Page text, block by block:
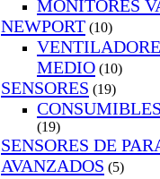
MONITORES
NEWPORT (10)
MEDIO (10)
SENSORES (19)
(19)
SENSORES DE
AVANZADOS (5)